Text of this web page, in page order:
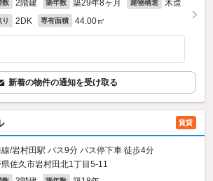
数 2階建 築年数 築29年8ヶ月 建物構造 木造
り 2DK 専有面積 44.00㎡
新着の物件の通知を受け取る
賃貸
/岩村田駅 バス9分 バス停下車 徒歩4分
佐久市岩村田北1丁目5-11